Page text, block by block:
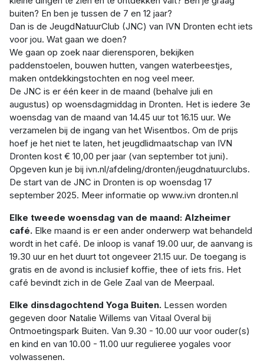
buiten? En ben je tussen de 7 en 12 jaar?
Dan is de JeugdNatuurClub (JNC) van IVN Dronten echt iets
voor jou. Wat gaan we doen?
We gaan op zoek naar dierensporen, bekijken
paddenstoelen, bouwen hutten, vangen waterbeestjes,
maken ontdekkingstochten en nog veel meer.
De JNC is er één keer in de maand (behalve juli en
augustus) op woensdagmiddag in Dronten. Het is iedere 3e
woensdag van de maand van 14.45 uur tot 16.15 uur. We
verzamelen bij de ingang van het Wisentbos. Om de prijs
hoef je het niet te laten, het jeugdlidmaatschap van IVN
Dronten kost € 10,00 per jaar (van september tot juni).
Opgeven kun je bij ivn.nl/afdeling/dronten/jeugdnatuurclubs.
De start van de JNC in Dronten is op woensdag 17
september 2025. Meer informatie op www.ivn dronten.nl
Elke tweede woensdag van de maand: Alzheimer
café. Elke maand is er een ander onderwerp wat behandeld
wordt in het café. De inloop is vanaf 19.00 uur, de aanvang is
19.30 uur en het duurt tot ongeveer 21.15 uur. De toegang is
gratis en de avond is inclusief koffie, thee of iets fris. Het
café bevindt zich in de Gele Zaal van de Meerpaal.
Elke dinsdagochtend Yoga Buiten. Lessen worden
gegeven door Natalie Willems van Vitaal Overal bij
Ontmoetingspark Buiten. Van 9.30 - 10.00 uur voor ouder(s)
en kind en van 10.00 - 11.00 uur regulieree yogales voor
volwassenen.